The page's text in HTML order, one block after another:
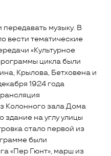
передавать музыку. В
вести тематические
«Культурное
цикла были
Крылова, Бетховена и
1924 года
Колонного зала Дома
здание на углу улицы
стало первой из
были
«Пер Гюнт», марш из